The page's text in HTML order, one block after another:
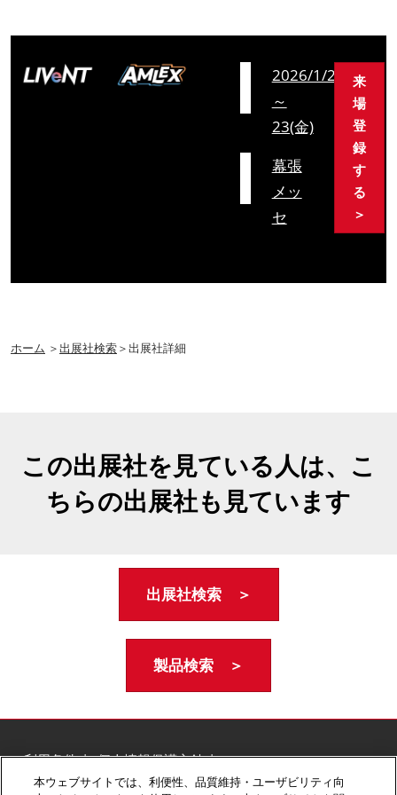
2026/1/21(水)
～
23(金)
幕張
メッ
セ
来
場
登
録
す
る
＞
ホーム ＞出展社検索＞出展社詳細
この出展社を見ている人は、こ
ちらの出展社も見ています
出展社検索 ＞
製品検索 ＞
ご利用条件
個人情報保護方針
個人情報に関する修正・利用停止など
本ウェブサイトでは、利便性、品質維持・ユーザビリティ向